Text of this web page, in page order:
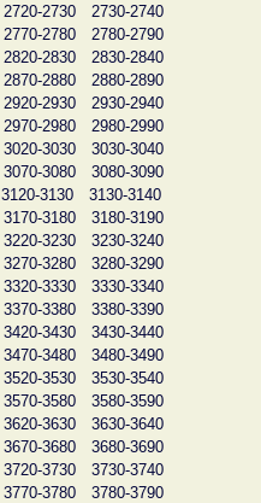
2720-2730
2730-2740
2770-2780
2780-2790
2820-2830
2830-2840
2870-2880
2880-2890
2920-2930
2930-2940
2970-2980
2980-2990
3020-3030
3030-3040
3070-3080
3080-3090
3120-3130
3130-3140
3170-3180
3180-3190
3220-3230
3230-3240
3270-3280
3280-3290
3320-3330
3330-3340
3370-3380
3380-3390
3420-3430
3430-3440
3470-3480
3480-3490
3520-3530
3530-3540
3570-3580
3580-3590
3620-3630
3630-3640
3670-3680
3680-3690
3720-3730
3730-3740
3770-3780
3780-3790